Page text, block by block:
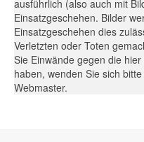
ausführlich (also auch mit
Einsatzgeschehen. Bilder
Einsatzgeschehen dies
Verletzten oder Toten
Sie Einwände gegen die
haben, wenden Sie sich
Webmaster.